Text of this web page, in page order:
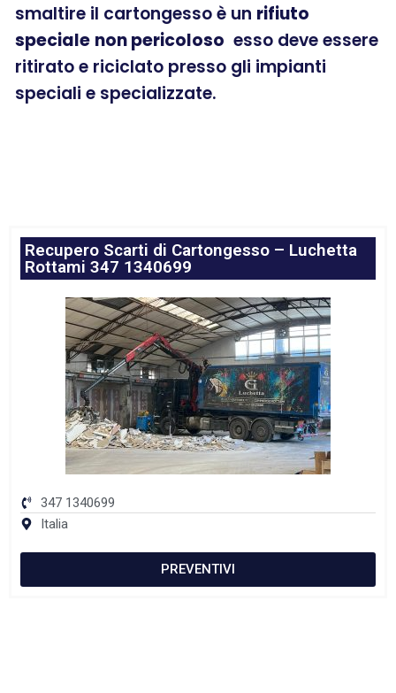
smaltire il cartongesso è un rifiuto
speciale non pericoloso esso deve essere
ritirato e riciclato presso gli impianti
speciali e specializzate.
Recupero Scarti di Cartongesso – Luchetta
Rottami 347 1340699
347 1340699
Italia
PREVENTIVI